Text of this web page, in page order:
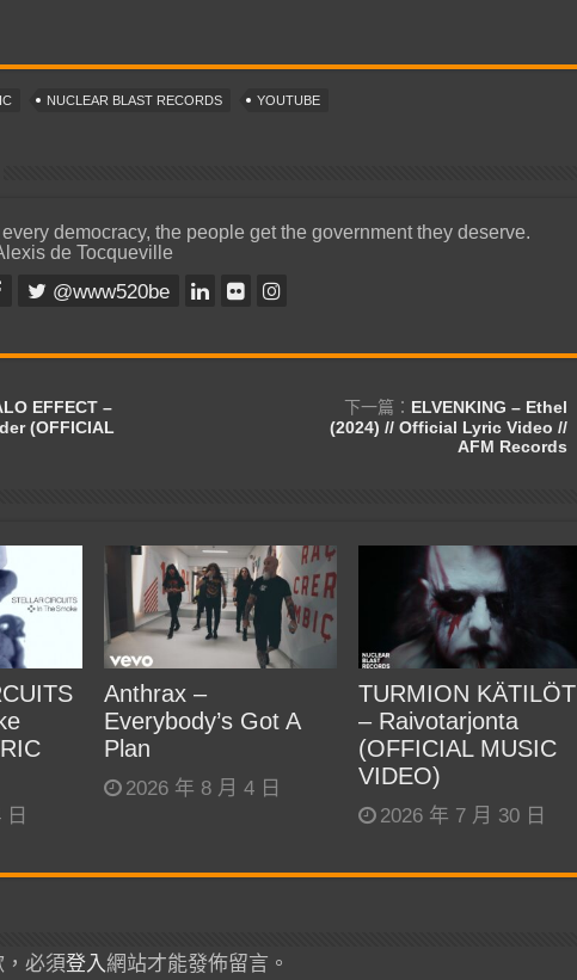
NUCLEAR BLAST RECORDS YOUTUBE
every democracy, the people get the government they deserve.
de Tocqueville
@www520be
EFFECT –
(OFFICIAL
下一篇： ELVENKING – Ethel
(2024) // Official Lyric Video //
AFM Records
Anthrax –
Everybody’s Got A
Plan
2026 年 8 月 4 日
TURMION KÄTILÖT
– Raivotarjonta
(OFFICIAL MUSIC
VIDEO)
2026 年 7 月 30 日
必須登入網站才能發佈留言。